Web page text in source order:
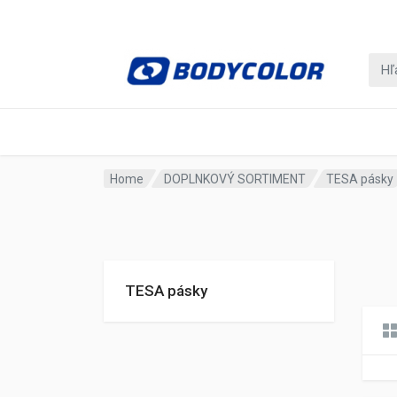
Home DOPLNKOVÝ SORTIMENT TESA pásky
TESA pásky